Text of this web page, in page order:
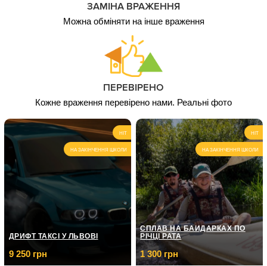
ЗАМІНА ВРАЖЕННЯ
Можна обміняти на інше враження
ПЕРЕВІРЕНО
Кожне враження перевірено нами. Реальні фото
HIT
НА ЗАКІНЧЕННЯ ШКОЛИ
ДРИФТ ТАКСІ У ЛЬВОВІ
9 250 грн
HIT
НА ЗАКІНЧЕННЯ ШКОЛИ
СПЛАВ НА БАЙДАРКАХ ПО
РІЧЦІ РАТА
1 300 грн